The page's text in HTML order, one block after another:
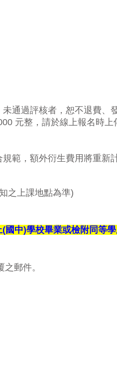
通過評核者，恕不退費、
元整，請於線上報名時上
範，額外衍生費用將重新
之上課地點為準)
(國中)學校畢業或檢附同等
郵件。